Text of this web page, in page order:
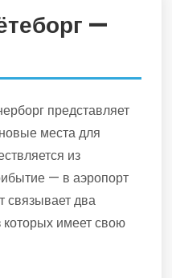
—
представляет
места для
из
— в аэропорт
связывает два
имеет свою